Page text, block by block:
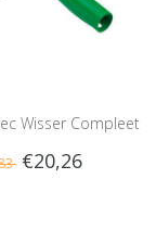
Wisser Compleet
€20,26